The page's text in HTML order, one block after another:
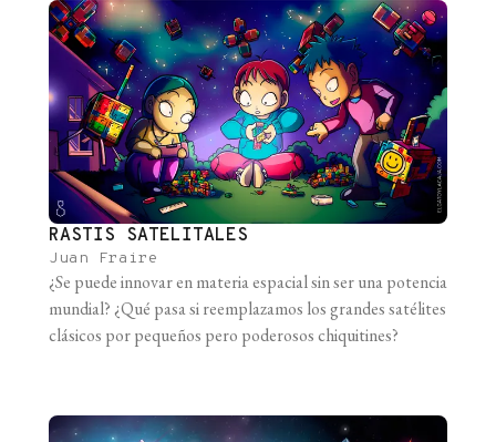
RASTIS SATELITALES
Juan Fraire
¿Se puede innovar en materia espacial sin ser una potencia
mundial? ¿Qué pasa si reemplazamos los grandes satélites
clásicos por pequeños pero poderosos chiquitines?